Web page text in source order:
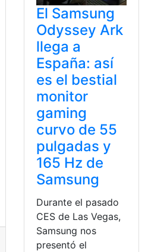
PILARES,Principios
El Samsung
Odyssey Ark
llega a
España: así
es el bestial
monitor
gaming
curvo de 55
pulgadas y
165 Hz de
Samsung
Durante el pasado
CES de Las Vegas,
Samsung nos
presentó el